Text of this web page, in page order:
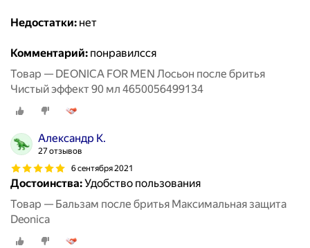
Недостатки: нет
Комментарий: понравилсся
Товар — DEONICA FOR MEN Лосьон после бритья
Чистый эффект 90 мл 4650056499134
Александр К.
27 отзывов
6 сентября 2021
Достоинства:Удобство пользования
Товар — Бальзам после бритья Максимальная защита
Deonica